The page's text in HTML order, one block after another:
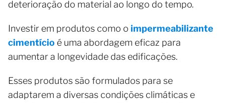
deterioração do material ao longo do tempo.
Investir em produtos como o impermeabilizante
cimentício é uma abordagem eficaz para
aumentar a longevidade das edificações.
Esses produtos são formulados para se
adaptarem a diversas condições climáticas e